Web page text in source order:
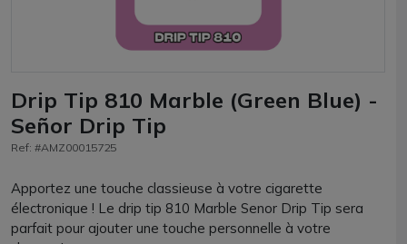
Drip Tip 810 Marble (Green Blue) -
Señor Drip Tip
Ref: #AMZ00015725
Apportez une touche classieuse à votre cigarette
électronique ! Le drip tip 810 Marble Senor Drip Tip sera
parfait pour ajouter une touche personnelle à votre